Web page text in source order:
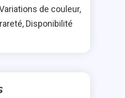
de couleur,
Disponibilité